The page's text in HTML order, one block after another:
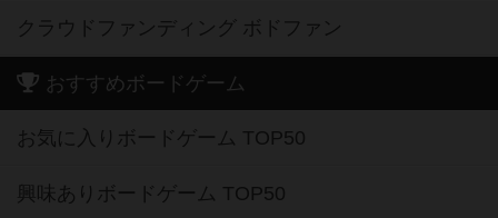
クラウドファンディング ボドファン
おすすめボードゲーム
お気に入りボードゲーム TOP50
興味ありボードゲーム TOP50